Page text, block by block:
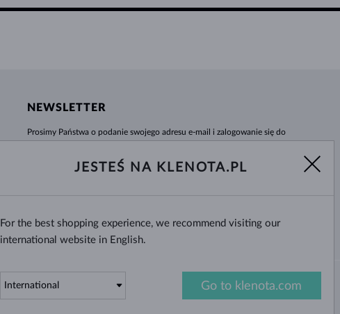
NEWSLETTER
Prosimy Państwa o podanie swojego adresu e-mail i zalogowanie się do
umkną Państwa uwadze!
Tak, chcę otrzymywać interesujące wiadomości na e-mail.
JESTEŚ NA KLENOTA.PL
For the best shopping experience, we recommend visiting our
international website in English.
Go to klenota.com